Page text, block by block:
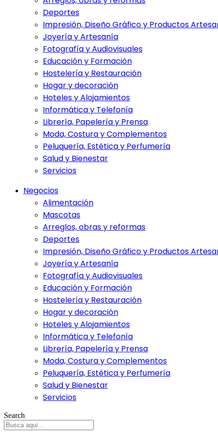
Deportes
Impresión, Diseño Gráfico y Productos
Joyería y Artesanía
Fotografía y Audiovisuales
Educación y Formación
Hostelería y Restauración
Hogar y decoración
Hoteles y Alojamientos
Informática y Telefonía
Librería, Papelería y Prensa
Moda, Costura y Complementos
Peluquería, Estética y Perfumería
Salud y Bienestar
Servicios
Negocios
Alimentación
Mascotas
Arreglos, obras y reformas
Deportes
Impresión, Diseño Gráfico y Productos
Joyería y Artesanía
Fotografía y Audiovisuales
Educación y Formación
Hostelería y Restauración
Hogar y decoración
Hoteles y Alojamientos
Informática y Telefonía
Librería, Papelería y Prensa
Moda, Costura y Complementos
Peluquería, Estética y Perfumería
Salud y Bienestar
Servicios
Search